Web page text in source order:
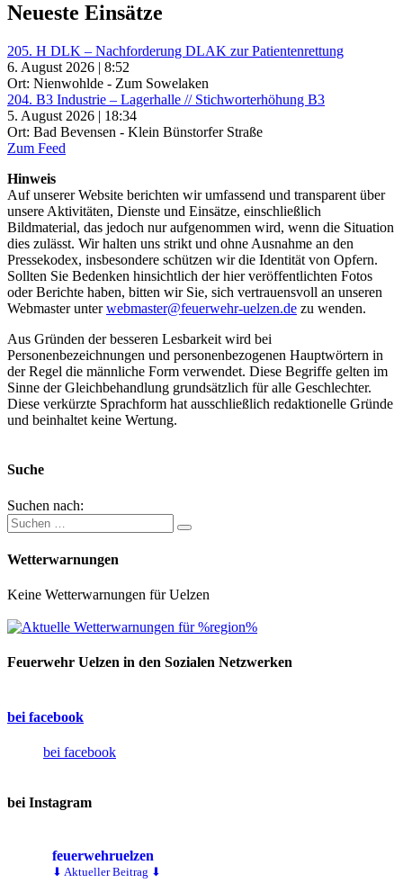
Neueste Einsätze
205. H DLK – Nachforderung DLAK zur Patientenrettung
6. August 2026 | 8:52
Ort: Nienwohlde - Zum Sowelaken
204. B3 Industrie – Lagerhalle // Stichworterhöhung B3
5. August 2026 | 18:34
Ort: Bad Bevensen - Klein Bünstorfer Straße
Zum Feed
Hinweis
Auf unserer Website berichten wir umfassend und transparent über
unsere Aktivitäten, Dienste und Einsätze, einschließlich
Bildmaterial, das jedoch nur aufgenommen wird, wenn die Situation
dies zulässt. Wir halten uns strikt und ohne Ausnahme an den
Pressekodex, insbesondere schützen wir die Identität von Opfern.
Sollten Sie Bedenken hinsichtlich der hier veröffentlichten Fotos
oder Berichte haben, bitten wir Sie, sich vertrauensvoll an unseren
Webmaster unterwebmaster@feuerwehr-uelzen.de zu wenden.
Aus Gründen der besseren Lesbarkeit wird bei
Personenbezeichnungen und personenbezogenen Hauptwörtern in
der Regel die männliche Form verwendet. Diese Begriffe gelten im
Sinne der Gleichbehandlung grundsätzlich für alle Geschlechter.
Diese verkürzte Sprachform hat ausschließlich redaktionelle Gründe
und beinhaltet keine Wertung.
Suche
Suchen nach:
Wetterwarnungen
Keine Wetterwarnungen für Uelzen
Feuerwehr Uelzen in den Sozialen Netzwerken
bei facebook
bei facebook
bei Instagram
feuerwehruelzen
⬇ Aktueller Beitrag ⬇